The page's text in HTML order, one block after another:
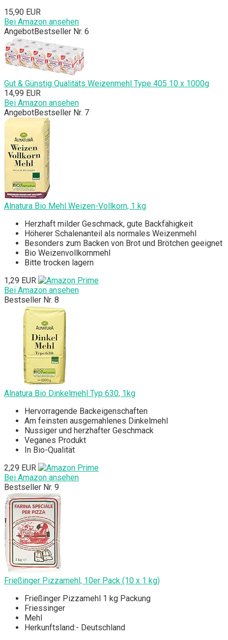
15,90 EUR
Bei Amazon ansehen
AngebotBestseller Nr. 6
Gut & Günstig Qualitäts Weizenmehl Type 405 10 x 1000g
14,99 EUR
Bei Amazon ansehen
AngebotBestseller Nr. 7
Alnatura Bio Mehl Weizen-Vollkorn, 1 kg
Herzhaft milder Geschmack, gute Backfähigkeit
Höherer Schalenanteil als normales Weizenmehl
Besonders zum Backen von Brot und Brötchen geeignet
‎Bio Weizenvollkornmehl
‎Bitte trocken lagern
1,29 EUR
Bei Amazon ansehen
Bestseller Nr. 8
Alnatura Bio Dinkelmehl Typ 630, 1kg
Hervorragende Backeigenschaften
Am feinsten ausgemahlenes Dinkelmehl
Nussiger und herzhafter Geschmack
Veganes Produkt
In Bio-Qualität
2,29 EUR
Bei Amazon ansehen
Bestseller Nr. 9
Frießinger Pizzamehl, 10er Pack (10 x 1 kg)
Frießinger Pizzamehl 1 kg Packung
Friessinger
Mehl
Herkunftsland:- Deutschland